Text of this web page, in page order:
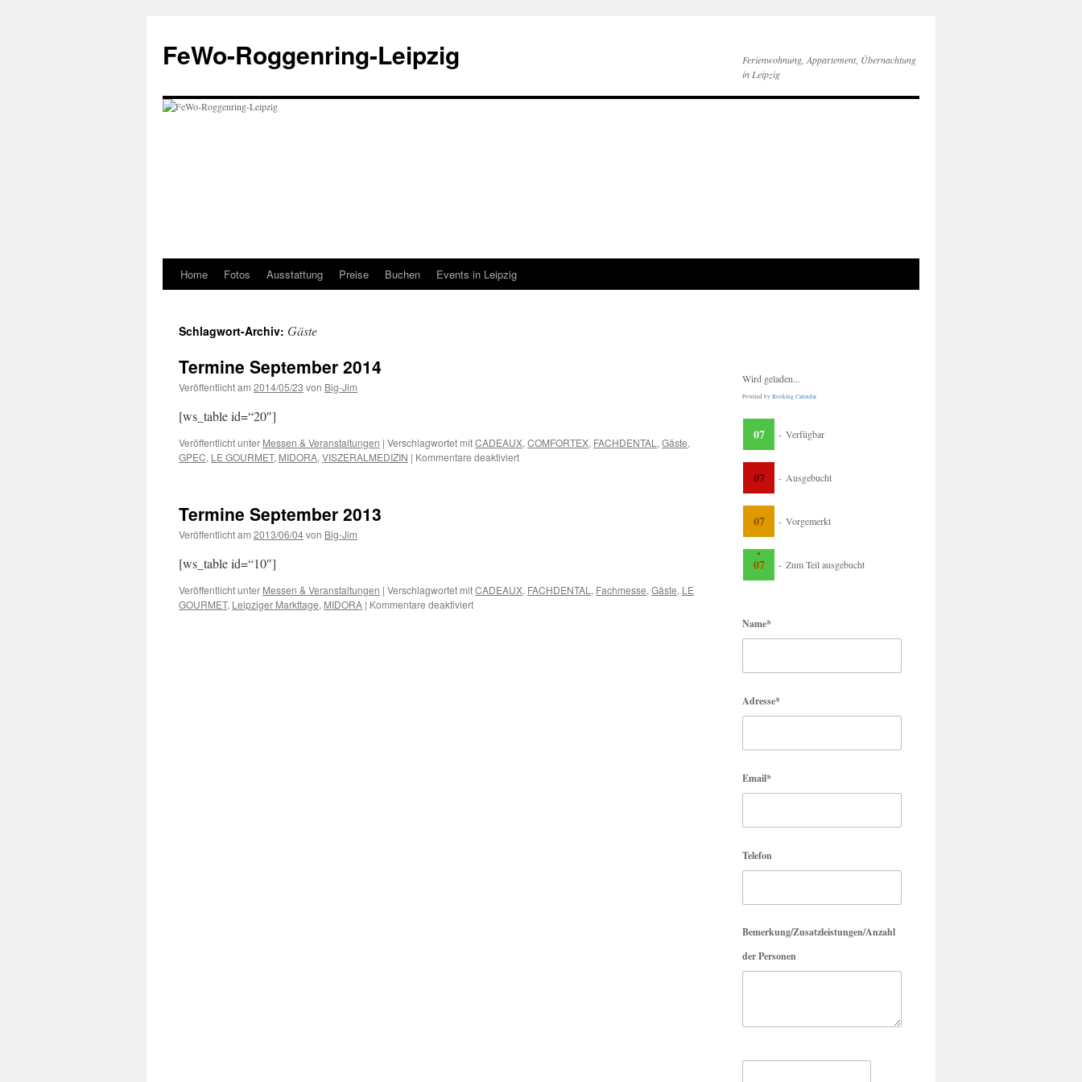
springen
FeWo-Roggenring-Leipzig
Ferienwohnung, Appartement, Übernachtung
in Leipzig
Home Fotos Ausstattung Preise Buchen Events in Leipzig
Schlagwort-Archiv: Gäste
Termine September 2014
Veröffentlicht am 2014/05/23 von Big-Jim
[ws_table id=“20″]
Veröffentlicht unter Messen & Veranstaltungen | Verschlagwortet mitCADEAUX, COMFORTEX, FACHDENTAL , Gäste,
GPEC, LE GOURMET, MIDORA, VISZERALMEDIZIN | Kommentare deaktiviertfür
Termine September 2013
Veröffentlicht am 2013/06/04von Big-Jim
[ws_table id=“10″]
Veröffentlicht unter Messen & Veranstaltungen | Verschlagwortet mitCADEAUX, FACHDENTAL , Fachmesse, Gäste, LE
GOURMET, Leipziger Markttage, MIDORA | Kommentare deaktiviertfür
Wird geladen...
Powered by Booking Calendar
07 - Verfügbar
07 - Ausgebucht
07 - Vorgemerkt
·
07 - Zum Teil ausgebucht
Name*
Adresse*
Email*
Telefon
Bemerkung/Zusatzleistungen/Anzahl
der Personen